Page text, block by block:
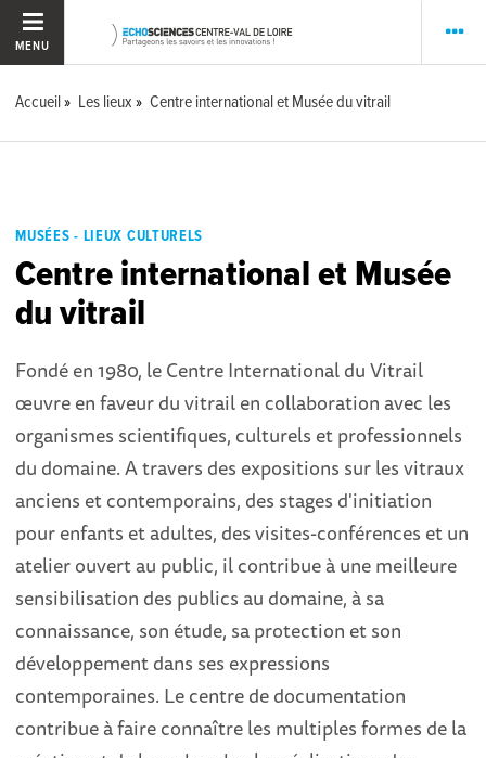
MENU
Accueil Les lieux Centre international et Musée du vitrail
MUSÉES - LIEUX CULTURELS
Centre international et Musée
du vitrail
Fondé en 1980, le Centre International du Vitrail
œuvre en faveur du vitrail en collaboration avec les
organismes scientifiques, culturels et professionnels
du domaine. A travers des expositions sur les vitraux
anciens et contemporains, des stages d'initiation
pour enfants et adultes, des visites-conférences et un
atelier ouvert au public, il contribue à une meilleure
sensibilisation des publics au domaine, à sa
connaissance, son étude, sa protection et son
développement dans ses expressions
contemporaines. Le centre de documentation
contribue à faire connaître les multiples formes de la